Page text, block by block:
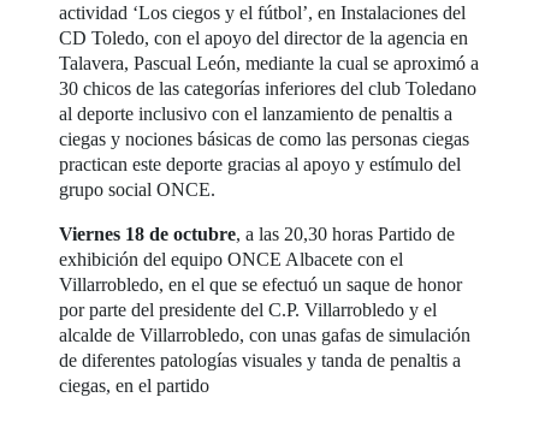
actividad ‘Los ciegos y el fútbol’, en Instalaciones del
CD Toledo, con el apoyo del director de la agencia en
Talavera, Pascual León, mediante la cual se aproximó a
30 chicos de las categorías inferiores del club Toledano
al deporte inclusivo con el lanzamiento de penaltis a
ciegas y nociones básicas de como las personas ciegas
practican este deporte gracias al apoyo y estímulo del
grupo social ONCE.
Viernes 18 de octubre, a las 20,30 horas Partido de
exhibición del equipo ONCE Albacete con el
Villarrobledo, en el que se efectuó un saque de honor
por parte del presidente del C.P. Villarrobledo y el
alcalde de Villarrobledo, con unas gafas de simulación
de diferentes patologías visuales y tanda de penaltis a
ciegas, en el partido